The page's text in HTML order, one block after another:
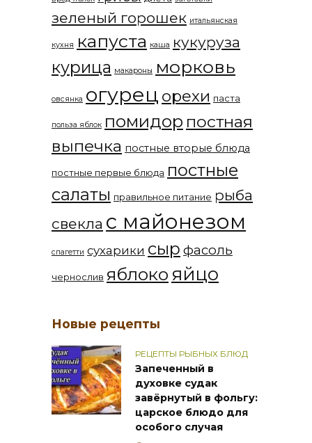
зеленый горошек итальянская
кухня капуста каша кукуруза
курица макароны морковь
овсянка огурец орехи паста
польза яблок помидор постная
выпечка постные вторые блюда
постные первые блюда постные
салаты правильное питание рыба
свекла с майонезом
спагетти сухарики сыр фасоль
чернослив яблоко яйцо
Новые рецепты
РЕЦЕПТЫ РЫБНЫХ БЛЮД
Запеченный в
духовке судак
завёрнутый в фольгу:
царское блюдо для
особого случая